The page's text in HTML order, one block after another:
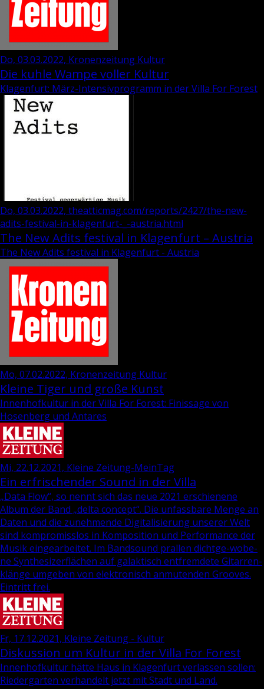
Do, 03.03.2022, Kronenzeitung Kultur
Die kuhle Wampe voller Kultur
Klagenfurt: März-Intensivprogramm in der Villa For Forest
Do, 03.03.2022, theatticmag.com/reports/2427/the-new-
adits-festival-in-klagenfurt-_-austria.html
The New Adits festival in Klagenfurt – Austria
The New Adits festival in Klagenfurt - Austria
Mo, 07.02.2022, Kronenzeitung Kultur
Kleine Tiger und große Kunst
Innenhofkultur in der Villa For Forest: Finissage von
Hosenberg und Antares
Mi, 22.12.2021, Kleine Zeitung-MeinTag
Ein erfrischender Sound in der Villa
„Data Flow“, so nennt sich das neue 2021 er­schie­ne­ne
Album der Band „delta con­cept“. Die un­fass­ba­re Menge an
Daten und die zu­neh­men­de Di­gi­ta­li­sie­rung un­se­rer Welt
sind kom­pro­miss­los in Kom­po­si­ti­on und Per­for­mance der
Musik ein­ge­ar­bei­tet. Im Band­sound pral­len dicht­ge­-wo­be­
ne Syn­the­si­zer­flä­chen auf ga­lak­tisch ent­frem­de­te Gi­tar­ren­
klän­ge um­ge­ben von elek­tro­nisch an­mu­ten­den Groo­ves.
Ein­tritt frei.
Fr, 17.12.2021, Kleine Zeitung - Kultur
Diskussion um Kultur in der Villa For Forest
In­nen­hof­kul­tur hätte Haus in Kla­gen­furt ver­las­sen sol­len:
Rie­der­gar­ten ver­han­delt jetzt mit Stadt und Land.